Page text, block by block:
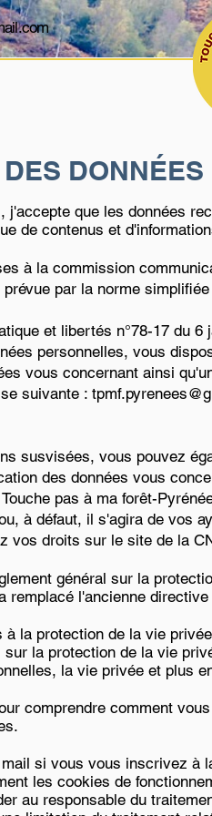
DONNÉES
j'accepte que les données
de contenus et
à la commission
par la norme simplifiée
et libertés n°78-17 du
personnelles, vous
vous concernant ainsi
suivante :
susvisées, vous pouvez
des données vous
pas à ma forêt-
à défaut, il s'agira de vos
vos droits sur le site de la
général sur la
remplacé l'ancienne
la protection de la vie
la protection de la vie
la vie privée et plus
comprendre comment
si vous vous inscrivez à
les cookies de
au responsable du